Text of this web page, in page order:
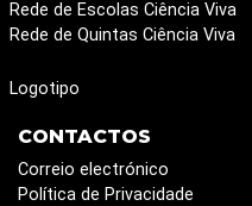
Rede de Escolas Ciência Viva
Rede de Quintas Ciência Viva
Logotipo
CONTACTOS
Correio electrónico
Política de Privacidade